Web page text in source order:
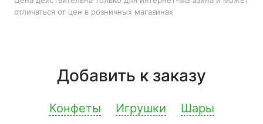
отличаться от цен в розничных магазинах
Добавить к заказу
Конфеты Игрушки Шары